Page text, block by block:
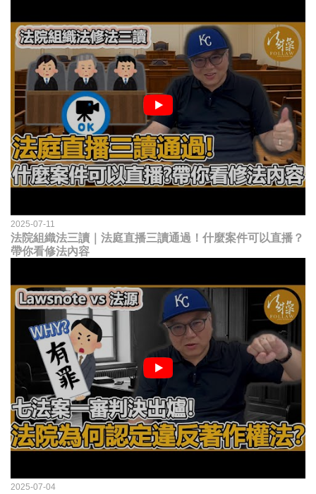
2025-07-11
法院組織法三讀｜法庭直播三讀通過！什麼案件可以直播？
帶你看修法內容
2025-07-04